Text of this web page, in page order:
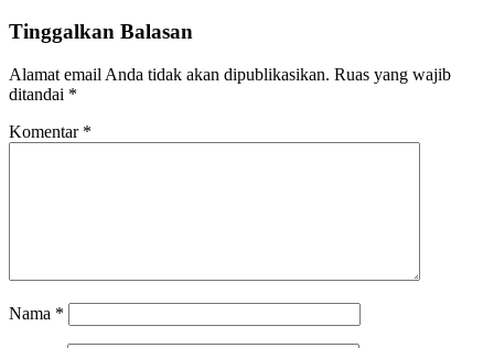
Tinggalkan Balasan
Alamat email Anda tidak akan dipublikasikan. Ruas yang wajib
ditandai *
Komentar *
Nama *